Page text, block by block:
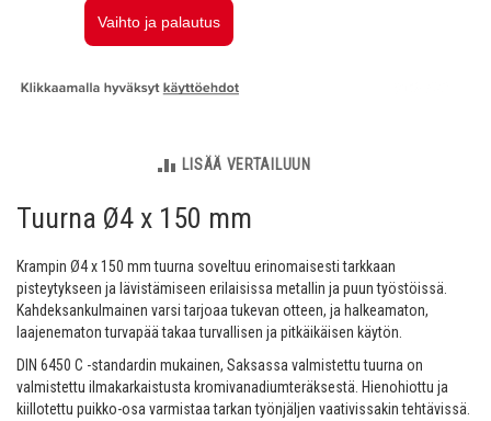
LISÄÄ VERTAILUUN
Tuurna Ø4 x 150 mm
Krampin Ø4 x 150 mm tuurna soveltuu erinomaisesti tarkkaan
pisteytykseen ja lävistämiseen erilaisissa metallin ja puun työstöissä.
Kahdeksankulmainen varsi tarjoaa tukevan otteen, ja halkeamaton,
laajenematon turvapää takaa turvallisen ja pitkäikäisen käytön.
DIN 6450 C -standardin mukainen, Saksassa valmistettu tuurna on
valmistettu ilmakarkaistusta kromivanadiumteräksestä. Hienohiottu ja
kiillotettu puikko-osa varmistaa tarkan työnjäljen vaativissakin tehtävissä.